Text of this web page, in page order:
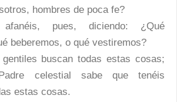
hombres de poca fe?
pues, diciendo: ¿Qué
beberemos, o qué vestiremos?
buscan todas estas cosas;
celestial sabe que tenéis
estas cosas.